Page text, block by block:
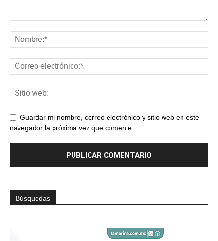
Guardar mi nombre, correo electrónico y sitio web en este
navegador la próxima vez que comente.
Búsquedas